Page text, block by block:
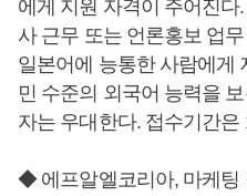
에게 지원 자격이 주어진
사 근무 또는 언론홍보 업
일본어에 능통한 사람에게
민 수준의 외국어 능력을
자는 우대한다. 접수기간은
◆ 에프알엘코리아, 마케팅